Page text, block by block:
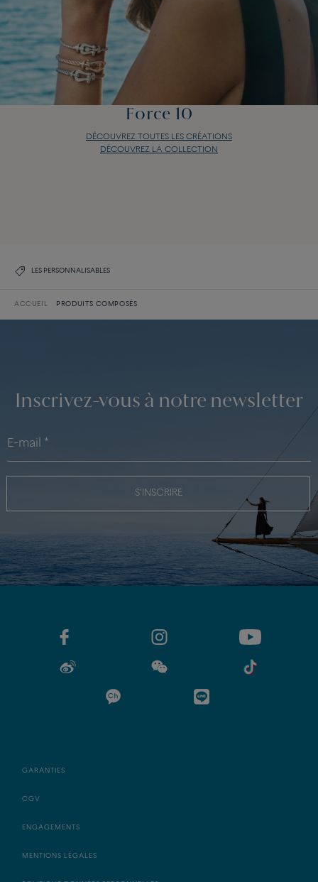
Force 10
DÉCOUVREZ TOUTES LES CRÉATIONS
DÉCOUVREZ LA COLLECTION
LES PERSONNALISABLES
ACCUEIL PRODUITS COMPOSÉS
Inscrivez-vous à notre newsletter
S'INSCRIRE
GARANTIES
CGV
ENGAGEMENTS
MENTIONS LÉGALES